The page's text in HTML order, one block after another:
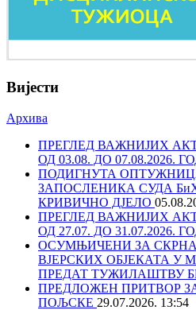
Вијести
Архива
ПРЕГЛЕД ВАЖНИЈИХ
ОД 03.08. ДО 07.08.2026.
ПОДИГНУТА
ЗАПОСЛЕНИКА СУДА
КРИВИЧНО ДЈЕЛО
ПРЕГЛЕД ВАЖНИЈИХ
ОД 27.07. ДО 31.07.2026.
ОСУМЊИЧЕНИ ЗА
ВЈЕРСКИХ ОБЈЕКАТА У
ПРЕДАТ ТУЖИЛАШТВУ
ПРЕДЛОЖЕН ПРИТВОР
ПОЉСКЕ 29.07.2026. 13:54